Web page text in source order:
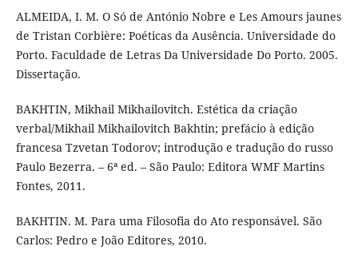
ALMEIDA, I. M. O Só de António Nobre e Les Amours jaunes
de Tristan Corbière: Poéticas da Ausência. Universidade do
Porto. Faculdade de Letras Da Universidade Do Porto. 2005.
Dissertação.
BAKHTIN, Mikhail Mikhailovitch. Estética da criação
verbal/Mikhail Mikhailovitch Bakhtin; prefácio à edição
francesa Tzvetan Todorov; introdução e tradução do russo
Paulo Bezerra. – 6ª ed. – São Paulo: Editora WMF Martins
Fontes, 2011.
BAKHTIN. M. Para uma Filosofia do Ato responsável. São
Carlos: Pedro e João Editores, 2010.